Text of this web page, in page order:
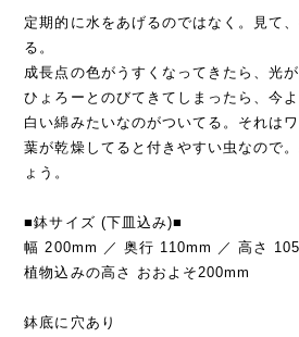
定期的に水をあげるのではなく。見て
る。
成長点の色がうすくなってきたら、光
ひょろーとのびてきてしまったら、今
白い綿みたいなのがついてる。それはワ
葉が乾燥してると付きやすい虫なので
ょう。
■鉢サイズ (下皿込み)■
幅 200mm ／ 奥行 110mm ／ 高さ
植物込みの高さ おおよそ200mm
鉢底に穴あり